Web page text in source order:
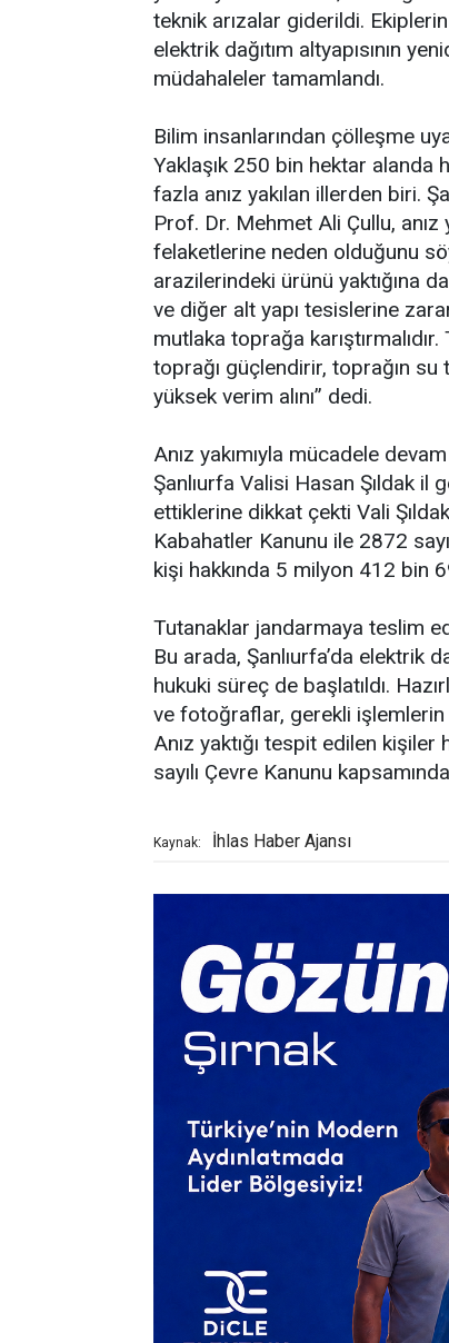
teknik arızalar giderildi.
elektrik dağıtım altyapısının
müdahaleler tamamlandı.
Bilim insanlarından çölleşme
Yaklaşık 250 bin hektar alanda
fazla anız yakılan illerden biri.
Prof. Dr. Mehmet Ali Çullu, anız
felaketlerine neden olduğunu
arazilerindeki ürünü yaktığına
ve diğer alt yapı tesislerine
mutlaka toprağa karıştırmalıdır.
toprağı güçlendirir, toprağın su
yüksek verim alını’’ dedi.
Anız yakımıyla mücadele
Şanlıurfa Valisi Hasan Şıldak il
ettiklerine dikkat çekti Vali
Kabahatler Kanunu ile 2872
kişi hakkında 5 milyon 412 bin
Tutanaklar jandarmaya teslim
Bu arada, Şanlıurfa’da elektrik
hukuki süreç de başlatıldı.
ve fotoğraflar, gerekli işlemlerin
Anız yaktığı tespit edilen
sayılı Çevre Kanunu
Kaynak: İhlas Haber Ajansı